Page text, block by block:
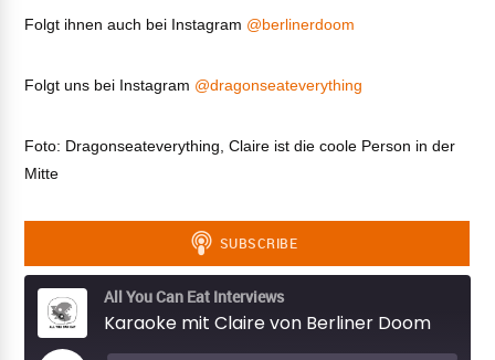
Folgt ihnen auch bei Instagram @berlinerdoom
Folgt uns bei Instagram @dragonseateverything
Foto: Dragonseateverything, Claire ist die coole Person in der
Mitte
All You Can Eat Interviews
Karaoke mit Claire von Berliner Doom